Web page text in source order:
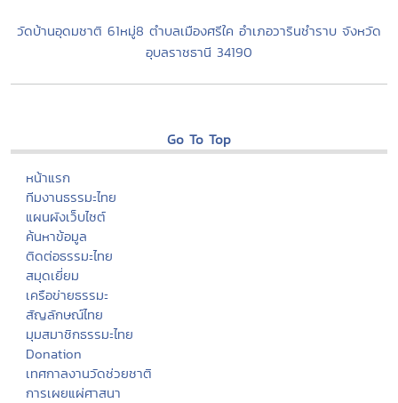
ขอเชิญร่วมจองเป็นเจ้าภาพสร้างหอระฆังแบบล้านนาถวายวัดกันดาร
ตอนนี้หลวงพ่อ เชิญร่วมบริจาคข้าวสาร. อาหารแห้ง ถวายให้ทางวัด
เวฯช่วงนี้ข้าวสารทางวัดใกล้หมดแล้ว
เชิญน้องๆ วัย 4-10 ปี ร่วม เรียนรู้เล่นกับกิจกรรมธรรมะใสใส สำหรับ
วัดบ้านอุดมชาติ 61หมู่8 ตำบลเมืองศรีใค อำเภอวารินชำราบ จังหวัด